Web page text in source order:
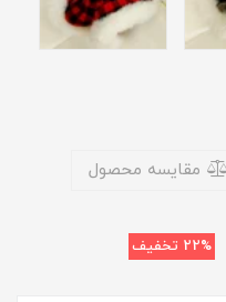
مقایسه محصول
22% تخفیف